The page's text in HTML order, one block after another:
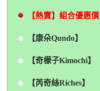
【熱賣】組合優惠價
【康朵Qundo】
【奇檬子Kimochi】
【芮奇絲Riches】